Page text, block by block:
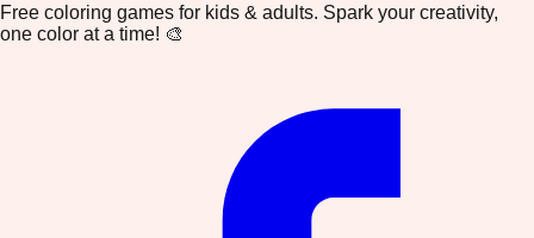
Free coloring games for kids & adults. Spark your creativity,
one color at a time! 🎨